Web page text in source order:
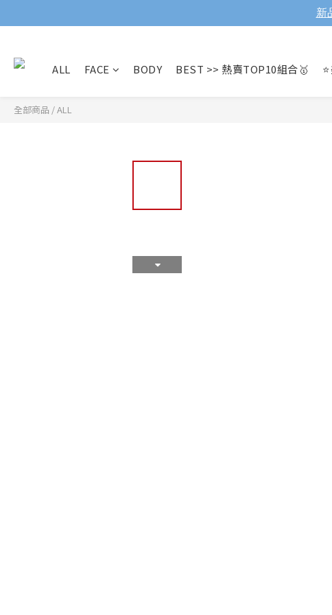
ALL FACE BODY BEST >> 熱賣TOP10組合🥇
全部商品 /ALL
新